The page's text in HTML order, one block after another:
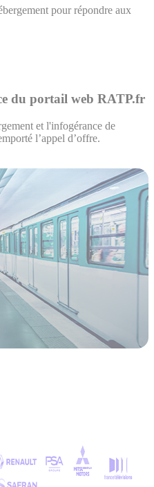
pour répondre aux
du portail web RATP.fr
et l'infogérance de
l’appel d’offre.